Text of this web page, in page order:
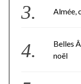
Almée,
Belles
noël